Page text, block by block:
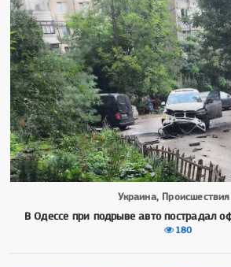
Украина, Происшествия
В Одессе при подрыве авто пострадал
180